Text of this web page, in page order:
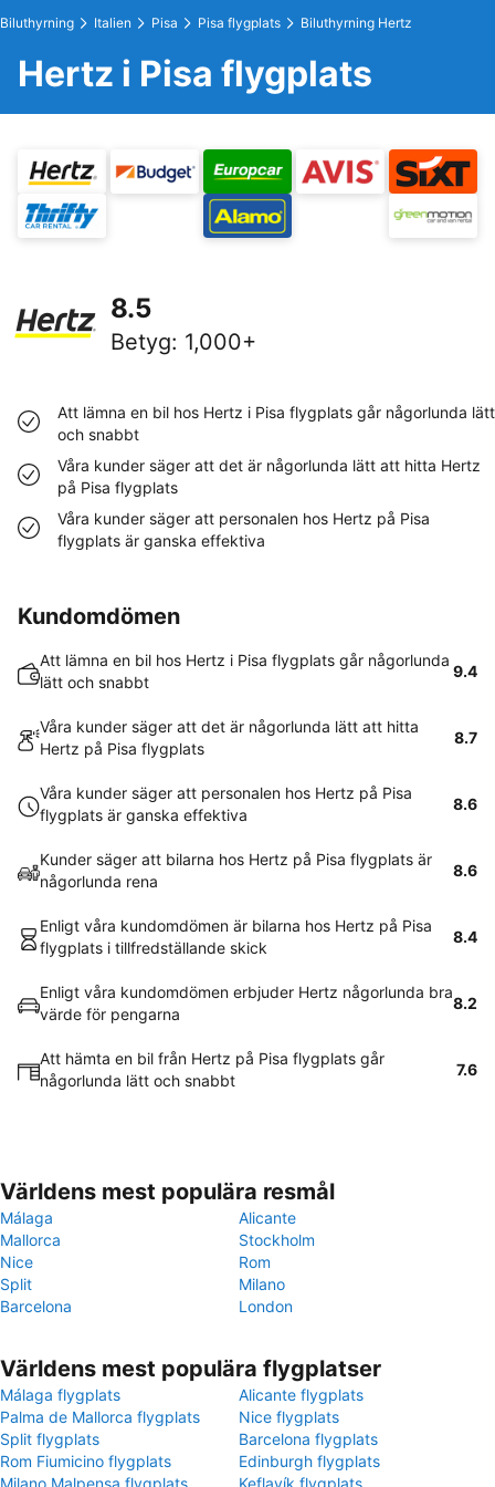
Biluthyrning Italien Pisa Pisa flygplats Biluthyrning Hertz
Hertz i Pisa flygplats
8.5
Betyg: 1,000+
Att lämna en bil hos Hertz i Pisa flygplats går någorlunda lätt
och snabbt
Våra kunder säger att det är någorlunda lätt att hitta Hertz
på Pisa flygplats
Våra kunder säger att personalen hos Hertz på Pisa
flygplats är ganska effektiva
Kundomdömen
Att lämna en bil hos Hertz i Pisa flygplats går någorlunda
lätt och snabbt
9.4
Våra kunder säger att det är någorlunda lätt att hitta
Hertz på Pisa flygplats
8.7
Våra kunder säger att personalen hos Hertz på Pisa
flygplats är ganska effektiva
8.6
Kunder säger att bilarna hos Hertz på Pisa flygplats är
någorlunda rena
8.6
Enligt våra kundomdömen är bilarna hos Hertz på Pisa
flygplats i tillfredställande skick
8.4
Enligt våra kundomdömen erbjuder Hertz någorlunda bra
värde för pengarna
8.2
Att hämta en bil från Hertz på Pisa flygplats går
någorlunda lätt och snabbt
7.6
Världens mest populära resmål
Málaga
Alicante
Mallorca
Stockholm
Nice
Rom
Split
Milano
Barcelona
London
Världens mest populära flygplatser
Málaga flygplats
Alicante flygplats
Palma de Mallorca flygplats
Nice flygplats
Split flygplats
Barcelona flygplats
Rom Fiumicino flygplats
Edinburgh flygplats
Milano Malpensa flygplats
Keflavík flygplats